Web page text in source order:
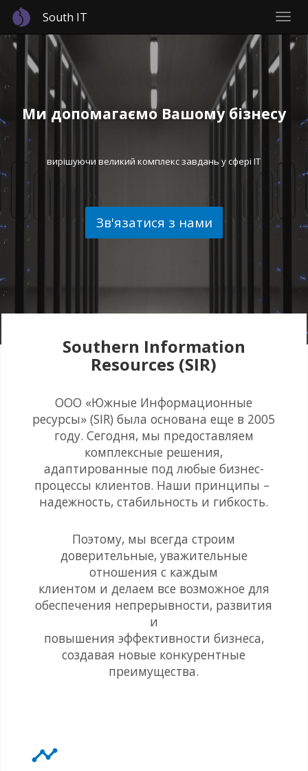
Skip
main
content
South IT
Ми допомагаємо Вашому бізнесу
вирішуючи великий комплекс завдань у сфері IT
Зв'язатися з нами
Southern Information
Resources (SIR)
ООО «Южные Информационные
ресурсы» (SIR) была основана еще в 2005
году. Сегодня, мы предоставляем
комплексные решения,
адаптированные под любые бизнес-
процессы клиентов. Наши принципы –
надежность, стабильность и гибкость.
Поэтому, мы всегда строим
доверительные, уважительные
отношения с каждым
клиентом и делаем все возможное для
обеспечения непрерывности, развития
и
повышения эффективности бизнеса,
создавая новые конкурентные
преимущества.